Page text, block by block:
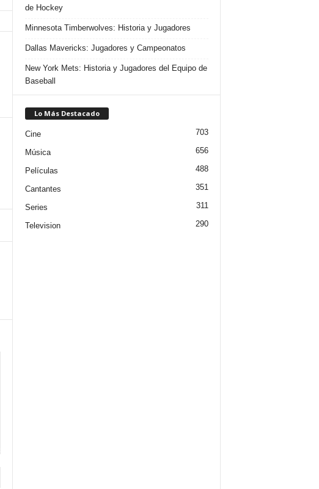
de Hockey
Minnesota Timberwolves: Historia y Jugadores
Dallas Mavericks: Jugadores y Campeonatos
New York Mets: Historia y Jugadores del Equipo de
Baseball
Lo Más Destacado
Cine 703
Música 656
Películas 488
Cantantes 351
Series 311
Television 290